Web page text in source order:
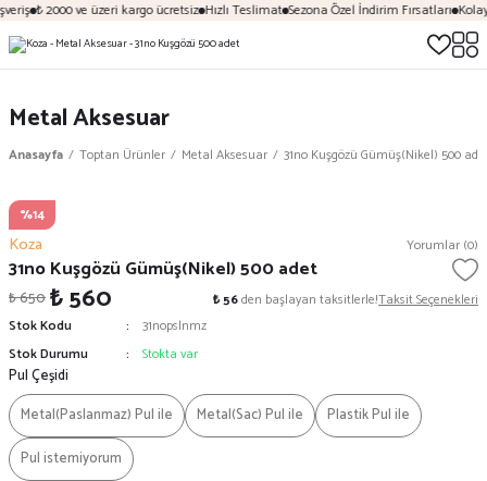
₺ 2000 ve üzeri kargo ücretsiz Hızlı Teslimat Sezona Özel İndirim Fırsatları
Metal Aksesuar
Anasayfa Toptan Ürünler Metal Aksesuar 31no Kuşgözü Gümüş(Nikel) 500
%14
Koza Yorumlar (0)
31no Kuşgözü Gümüş(Nikel) 500 adet
₺ 650₺ 560 ₺ 56den başlayan taksitlerle!Taksit Seçenekleri
Stok Kodu
31nopslnmz
Stok Durumu
Stokta var
Pul Çeşidi
Metal(Paslanmaz) Pul ile
Metal(Sac) Pul ile
Plastik Pul ile
Pul istemiyorum